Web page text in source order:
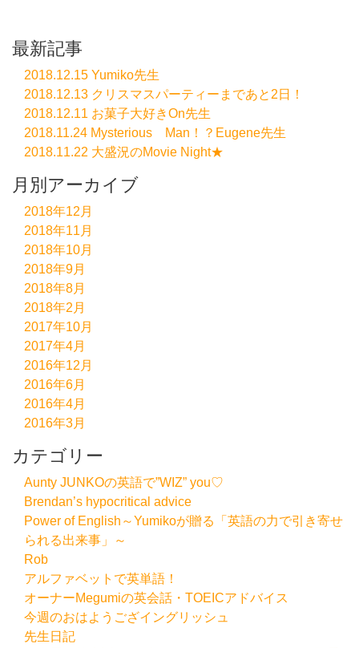
最新記事
2018.12.15 Yumiko先生
2018.12.13 クリスマスパーティーまであと2日！
2018.12.11 お菓子大好きOn先生
2018.11.24 Mysterious Man！？Eugene先生
2018.11.22 大盛況のMovie Night★
月別アーカイブ
2018年12月
2018年11月
2018年10月
2018年9月
2018年8月
2018年2月
2017年10月
2017年4月
2016年12月
2016年6月
2016年4月
2016年3月
カテゴリー
Aunty JUNKOの英語で”WIZ” you♡
Brendan’s hypocritical advice
Power of English～Yumikoが贈る「英語の力で引き寄せ
られる出来事」～
Rob
アルファベットで英単語！
オーナーMegumiの英会話・TOEICアドバイス
今週のおはようござイングリッシュ
先生日記